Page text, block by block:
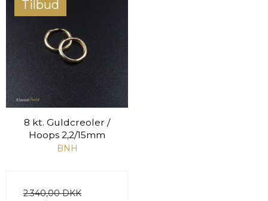
Tilbud
8 kt. Guldcreoler /
Hoops 2,2/15mm
BNH
2.340,00 DKK